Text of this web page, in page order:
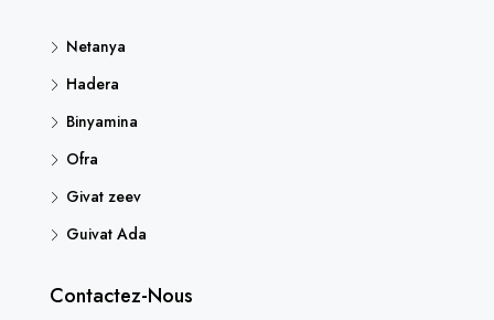
Netanya
Hadera
Binyamina
Ofra
Givat zeev
Guivat Ada
Contactez-Nous